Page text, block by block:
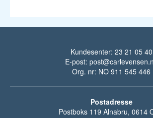
Kundesenter: 23 21 05 40
E-post:
Org. nr: NO 911 545 446
Postadresse
Postboks 119 Alnabru, 0614